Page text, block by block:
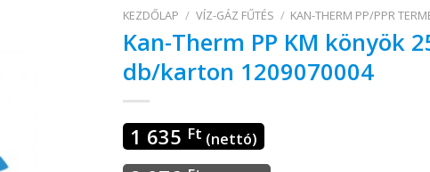
KEZDŐLAP / VÍZ-GÁZ FŰTÉS / KAN-THERM PP/PPR
Kan-Therm PP KM könyök
db/karton 1209070004
1 635 Ft (nettó)